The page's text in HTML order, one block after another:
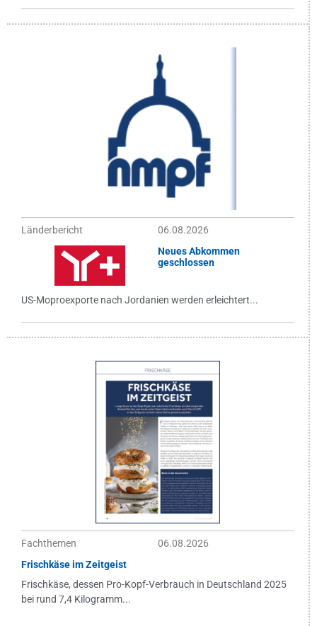
Länderbericht
06.08.2026
Neues Abkommen
geschlossen
US-Moproexporte nach Jordanien werden erleichtert...
Fachthemen
06.08.2026
Frischkäse im Zeitgeist
Frischkäse, dessen Pro-Kopf-Verbrauch in Deutschland 2025
bei rund 7,4 Kilogramm...